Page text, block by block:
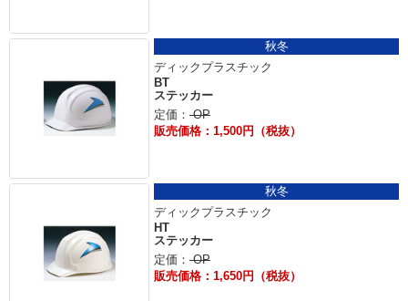
秋冬
ディックプラスチック
BT
ステッカー
定価： OP
販売価格：1,500円（税抜）
秋冬
ディックプラスチック
HT
ステッカー
定価： OP
販売価格：1,650円（税抜）